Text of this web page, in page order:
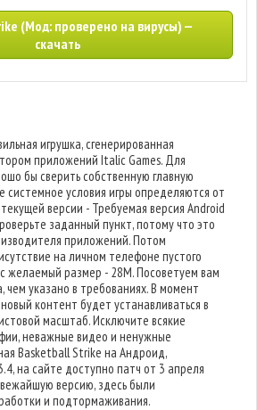
(Мод: проверено на вирусы) —
скачать
игрушка, сгенерированная
приложений Italic Games. Для
бы сверить собственную главную
системное условия игры определяются от
версии - Требуемая версия Android
заданный пункт, потому что это
приложений. Потом
на личном телефоне пустого
желаемый размер - 28M. Посоветуем вам
чем указано в требованиях. В момент
контент будет устанавливаться в
масштаб. Исключите всякие
неважные видео и ненужные
Basketball Strike на Андроид,
на сайте доступно патч от 3 апреля
версию, здесь были
и подтормаживания.